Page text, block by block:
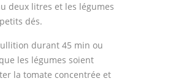
deux litres et les légumes
dés.
durant 45 min ou
les légumes soient
la tomate concentrée et